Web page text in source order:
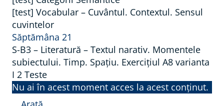
r
b
i
e
i
n
e
–
I
r
.
T
e
x
t
n
o
g
r
a
f
i
e
r
a
t
r
ă
–
B
3
–
V
o
c
a
[test] Vocabular – Cuvântul. Contextul. Sensul
cuvintelor
Săptămâna 21
S-B3 – Literatură – Textul narativ. Momentele
subiectului. Timp. Spațiu. Exercițiul A8 varianta
I 2 Teste
Nu ai în acest moment acces la acest conținut.